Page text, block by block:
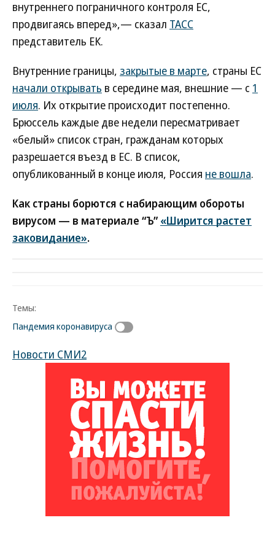
внутреннего пограничного контроля ЕС,
продвигаясь вперед»,— сказал ТАСС
представитель ЕК.
Внутренние границы, закрытые в марте, страны ЕС
начали открывать в середине мая, внешние — с 1
июля. Их открытие происходит постепенно.
Брюссель каждые две недели пересматривает
«белый» список стран, гражданам которых
разрешается въезд в ЕС. В список,
опубликованный в конце июля, Россия не вошла.
Как страны борются с набирающим обороты
вирусом — в материале “Ъ” «Ширится растет
заковидание».
Темы:
Пандемия коронавируса
Новости СМИ2